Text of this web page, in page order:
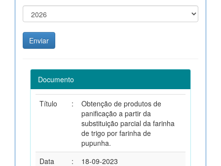
Documento
Título :
Obtenção de produtos de
panificação a partir da
substituição parcial da farinha
de trigo por farinha de
pupunha.
Data
: 18-09-2023